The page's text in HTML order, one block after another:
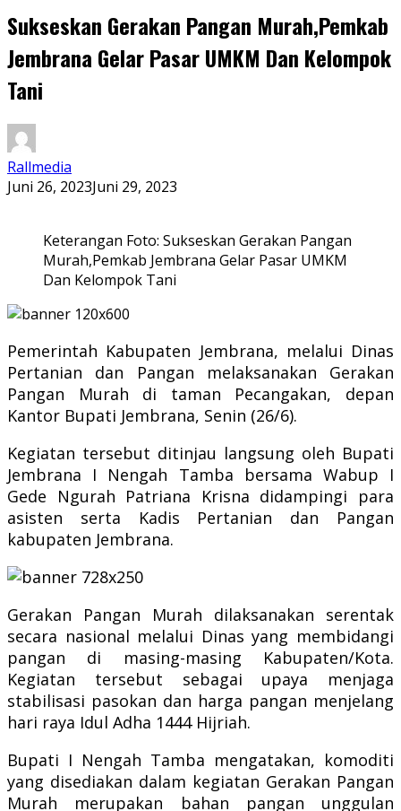
Sukseskan Gerakan Pangan Murah,Pemkab
Jembrana Gelar Pasar UMKM Dan Kelompok
Tani
Rallmedia
Juni 26, 2023Juni 29, 2023
Keterangan Foto: Sukseskan Gerakan Pangan
Murah,Pemkab Jembrana Gelar Pasar UMKM
Dan Kelompok Tani
Pemerintah Kabupaten Jembrana, melalui Dinas
Pertanian dan Pangan melaksanakan Gerakan
Pangan Murah di taman Pecangakan, depan
Kantor Bupati Jembrana, Senin (26/6).
Kegiatan tersebut ditinjau langsung oleh Bupati
Jembrana I Nengah Tamba bersama Wabup I
Gede Ngurah Patriana Krisna didampingi para
asisten serta Kadis Pertanian dan Pangan
kabupaten Jembrana.
Gerakan Pangan Murah dilaksanakan serentak
secara nasional melalui Dinas yang membidangi
pangan di masing-masing Kabupaten/Kota.
Kegiatan tersebut sebagai upaya menjaga
stabilisasi pasokan dan harga pangan menjelang
hari raya Idul Adha 1444 Hijriah.
Bupati I Nengah Tamba mengatakan, komoditi
yang disediakan dalam kegiatan Gerakan Pangan
Murah merupakan bahan pangan unggulan